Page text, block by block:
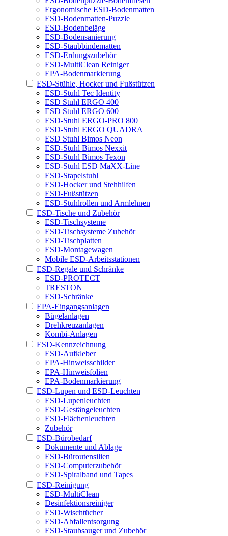
Ergonomische ESD-Bodenmatten
ESD-Bodenmatten-Puzzle
ESD-Bodenbeläge
ESD-Bodensanierung
ESD-Staubbindematten
ESD-Erdungszubehör
ESD-MultiClean Reiniger
EPA-Bodenmarkierung
ESD-Stühle, Hocker und Fußstützen
ESD-Stuhl Tec Identity
ESD Stuhl ERGO 400
ESD Stuhl ERGO 600
ESD-Stuhl ERGO-PRO 800
ESD-Stuhl ERGO QUADRA
ESD Stuhl Bimos Neon
ESD-Stuhl Bimos Nexxit
ESD-Stuhl Bimos Texon
ESD-Stuhl ESD MaXX-Line
ESD-Stapelstuhl
ESD-Hocker und Stehhilfen
ESD-Fußstützen
ESD-Stuhlrollen und Armlehnen
ESD-Tische und Zubehör
ESD-Tischsysteme
ESD-Tischsysteme Zubehör
ESD-Tischplatten
ESD-Montagewagen
Mobile ESD-Arbeitsstationen
ESD-Regale und Schränke
ESD-PROTECT
TRESTON
ESD-Schränke
EPA-Eingangsanlagen
Bügelanlagen
Drehkreuzanlagen
Kombi-Anlagen
ESD-Kennzeichnung
ESD-Aufkleber
EPA-Hinweisschilder
EPA-Hinweisfolien
EPA-Bodenmarkierung
ESD-Lupen und ESD-Leuchten
ESD-Lupenleuchten
ESD-Gestängeleuchten
ESD-Flächenleuchten
Zubehör
ESD-Bürobedarf
Dokumente und Ablage
ESD-Büroutensilien
ESD-Computerzubehör
ESD-Spiralband und Tapes
ESD-Reinigung
ESD-MultiClean
Desinfektionsreiniger
ESD-Wischtücher
ESD-Abfallentsorgung
ESD-Staubsauger und Zubehör